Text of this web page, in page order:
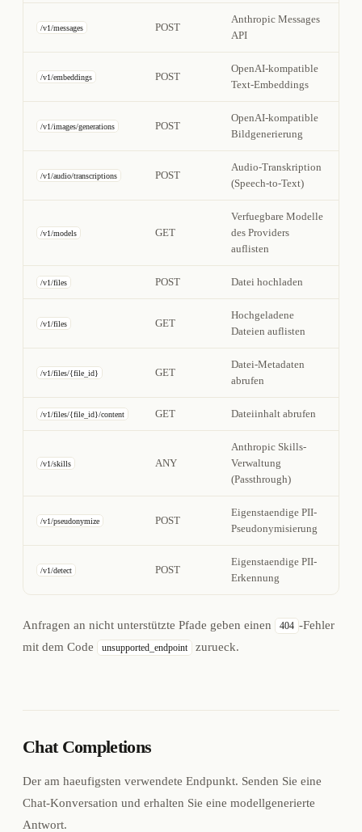
/v1/messages POST
Anthropic Messages
API
/v1/embeddings POST
OpenAI-kompatible
Text-Embeddings
/v1/images/generations POST
OpenAI-kompatible
Bildgenerierung
/v1/audio/transcriptions POST
Audio-Transkription
(Speech-to-Text)
/v1/models GET
Verfuegbare Modelle
des Providers
auflisten
/v1/files POST Datei hochladen
/v1/files GET
Hochgeladene
Dateien auflisten
/v1/files/{file_id} GET
Datei-Metadaten
abrufen
/v1/files/{file_id}/content GET Dateiinhalt abrufen
/v1/skills ANY
Anthropic Skills-
Verwaltung
(Passthrough)
/v1/pseudonymize POST
Eigenstaendige PII-
Pseudonymisierung
/v1/detect POST
Eigenstaendige PII-
Erkennung
Anfragen an nicht unterstützte Pfade geben einen 404 -Fehler
mit dem Code
unsupported_endpoint zurueck.
Chat Completions
Der am haeufigsten verwendete Endpunkt. Senden Sie eine
Chat-Konversation und erhalten Sie eine modellgenerierte
Antwort.